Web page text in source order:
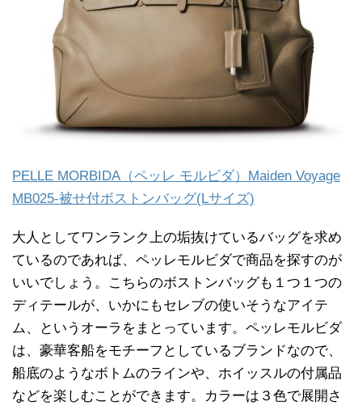
PELLE MORBIDA（ペッレ モルビダ）Maiden Voyage
MB025-被せ付ボストンバッグ(Lサイズ)
大人としてワンランク上の垢抜けているバッグを求め
ているのであれば、ペッレモルビダで商品を探すのが
いいでしょう。こちらのボストンバッグも１つ１つの
ディテールが、いかにもセレブの使いそうなアイテ
ム、というオーラをまとっています。ペッレモルビダ
は、豪華客船をモチーフとしているブランドなので、
船底のようなボトムのラインや、ホイッスルの付属品
などを楽しむことができます。カラーは３色で展開さ